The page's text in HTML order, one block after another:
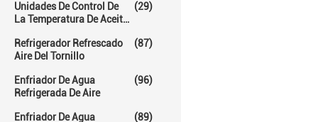
Unidades De Control De
La Temperatura De Aceite
(29)
Refrigerador Refrescado
Aire Del Tornillo
(87)
Enfriador De Agua
Refrigerada De Aire
(96)
Enfriador De Agua
(89)